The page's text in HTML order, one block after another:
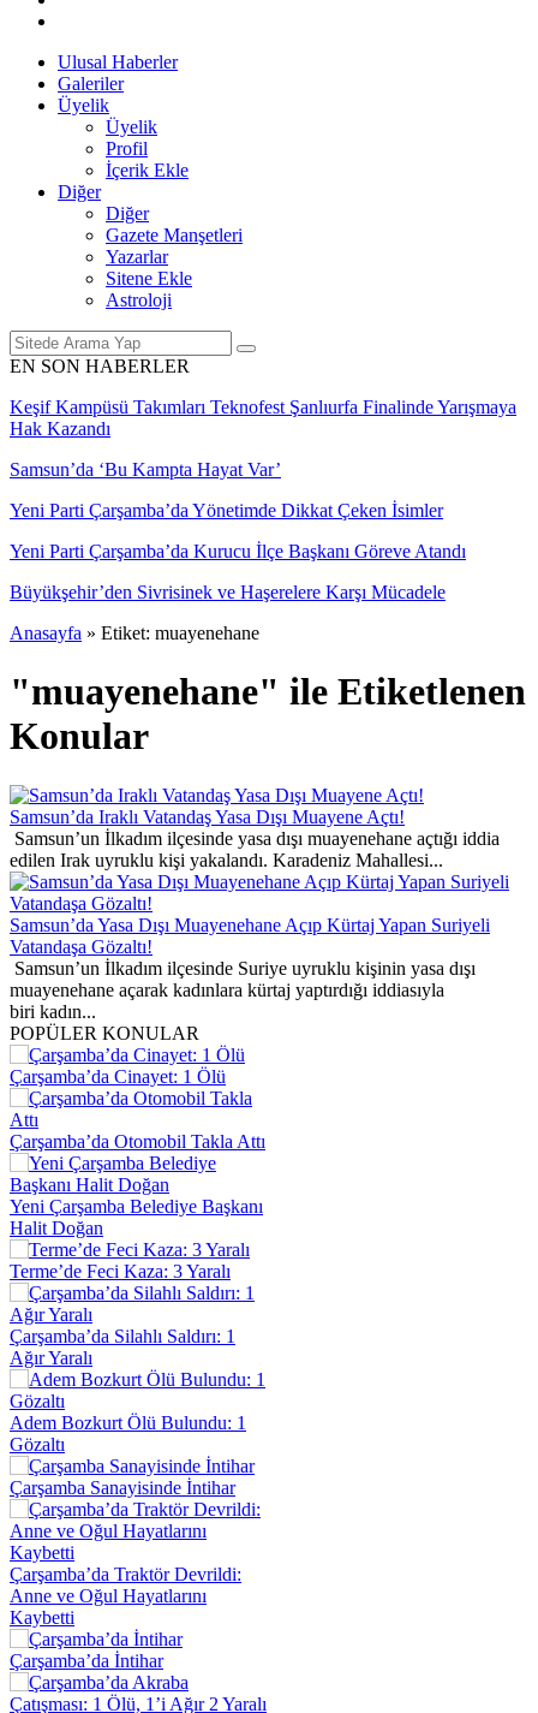
Ulusal Haberler
Galeriler
Üyelik
Üyelik
Profil
İçerik Ekle
Diğer
Diğer
Gazete Manşetleri
Yazarlar
Sitene Ekle
Astroloji
EN SON HABERLER
Keşif Kampüsü Takımları Teknofest Şanlıurfa Finalinde Yarışmaya
Hak Kazandı
Samsun’da ‘Bu Kampta Hayat Var’
Yeni Parti Çarşamba’da Yönetimde Dikkat Çeken İsimler
Yeni Parti Çarşamba’da Kurucu İlçe Başkanı Göreve Atandı
Büyükşehir’den Sivrisinek ve Haşerelere Karşı Mücadele
Anasayfa » Etiket: muayenehane
"muayenehane" ile Etiketlenen
Konular
Samsun’da Iraklı Vatandaş Yasa Dışı Muayene Açtı!
Samsun’un İlkadım ilçesinde yasa dışı muayenehane açtığı iddia
edilen Irak uyruklu kişi yakalandı. Karadeniz Mahallesi...
Samsun’da Yasa Dışı Muayenehane Açıp Kürtaj Yapan Suriyeli
Vatandaşa Gözaltı!
Samsun’un İlkadım ilçesinde Suriye uyruklu kişinin yasa dışı
muayenehane açarak kadınlara kürtaj yaptırdığı iddiasıyla
biri kadın...
POPÜLER KONULAR
Çarşamba’da Cinayet: 1 Ölü
Çarşamba’da Otomobil Takla Attı
Yeni Çarşamba Belediye Başkanı
Halit Doğan
Terme’de Feci Kaza: 3 Yaralı
Çarşamba’da Silahlı Saldırı: 1
Ağır Yaralı
Adem Bozkurt Ölü Bulundu: 1
Gözaltı
Çarşamba Sanayisinde İntihar
Çarşamba’da Traktör Devrildi:
Anne ve Oğul Hayatlarını
Kaybetti
Çarşamba’da İntihar